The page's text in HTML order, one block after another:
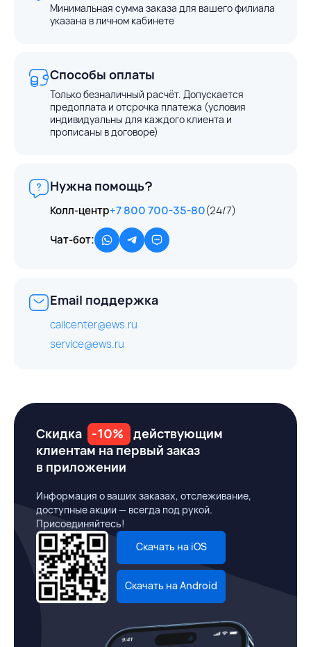
Минимальная сумма заказа для вашего филиала
указана в личном кабинете
Способы оплаты
Только безналичный расчёт. Допускается
предоплата и отсрочка платежа (условия
индивидуальны для каждого клиента и
прописаны в договоре)
Нужна помощь?
Колл-центр+7 800 700-35-80(24/7)
Чат-бот:
Email поддержка
callcenter@ews.ru
service@ews.ru
Скидка -10%
действующим
клиентам на первый заказ
в приложении
Информация о ваших заказах, отслеживание,
доступные акции — всегда под рукой.
Присоединяйтесь!
Скачать на iOS
Скачать на Android